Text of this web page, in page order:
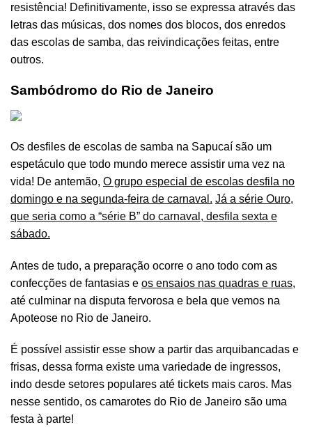
resistência! Definitivamente, isso se expressa através das
letras das músicas, dos nomes dos blocos, dos enredos
das escolas de samba, das reivindicações feitas, entre
outros.
Sambódromo do Rio de Janeiro
Os desfiles de escolas de samba na Sapucaí são um
espetáculo que todo mundo merece assistir uma vez na
vida! De antemão, O grupo especial de escolas desfila no
domingo e na segunda-feira de carnaval. Já a série Ouro,
que seria como a “série B” do carnaval, desfila sexta e
sábado.
Antes de tudo, a preparação ocorre o ano todo com as
confecções de fantasias e os ensaios nas quadras e ruas,
até culminar na disputa fervorosa e bela que vemos na
Apoteose no Rio de Janeiro.
É possível assistir esse show a partir das arquibancadas e
frisas, dessa forma existe uma variedade de ingressos,
indo desde setores populares até tickets mais caros. Mas
nesse sentido, os camarotes do Rio de Janeiro são uma
festa à parte!